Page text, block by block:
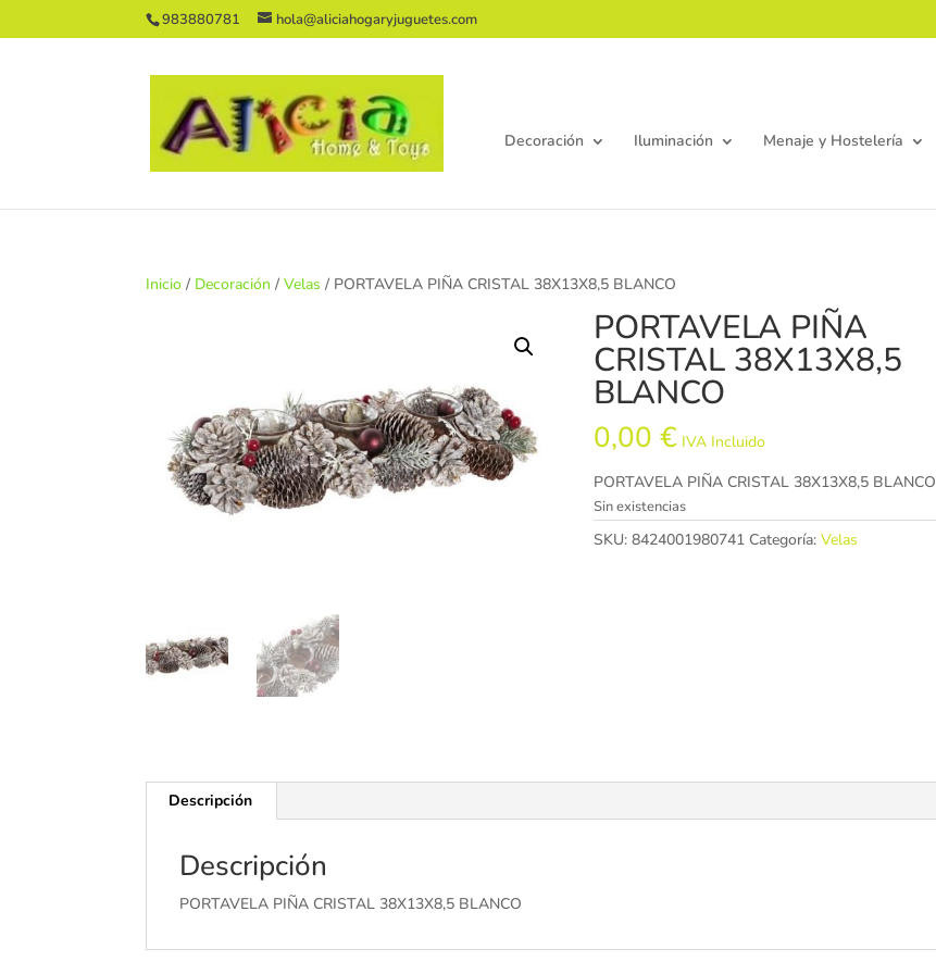
983880781 hola@aliciahogaryjuguetes.com
Decoración Iluminación Menaje y Hostelería
Inicio / Decoración /Velas / PORTAVELA PIÑA CRISTAL 38X13X8,5 BLANCO
PORTAVELA PIÑA
CRISTAL 38X13X8,5
BLANCO
0,00€ IVA Incluido
PORTAVELA PIÑA CRISTAL 38X13X8,5 BLANCO
Sin existencias
SKU:8424001980741 Categoría:Velas
Descripción
Descripción
PORTAVELA PIÑA CRISTAL 38X13X8,5 BLANCO